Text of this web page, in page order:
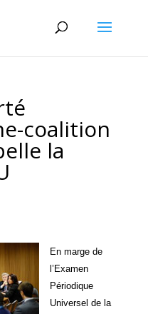
coalition
la
En marge de
l’Examen
Périodique
Universel de la